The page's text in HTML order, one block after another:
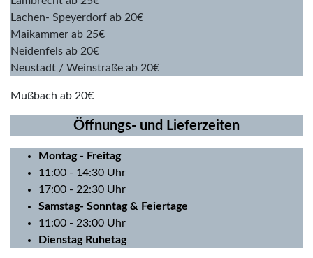
Lachen- Speyerdorf ab 20€
Maikammer ab 25€
Neidenfels ab 20€
Neustadt / Weinstraße ab 20€
Mußbach ab 20€
Öffnungs- und Lieferzeiten
Montag - Freitag
11:00 - 14:30 Uhr
17:00 - 22:30 Uhr
Samstag- Sonntag & Feiertage
11:00 - 23:00 Uhr
Dienstag Ruhetag